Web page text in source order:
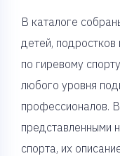
В каталоге
детей, подростков
по гиревому
любого уровня
профессионалов.
представленными
спорта, их